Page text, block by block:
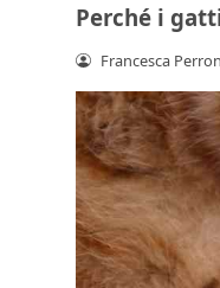
Perché i
Francesca